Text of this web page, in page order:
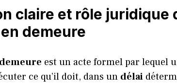
claire et rôle juridique
demeure
est un acte formel par lequel
ce qu’il doit, dans un délai